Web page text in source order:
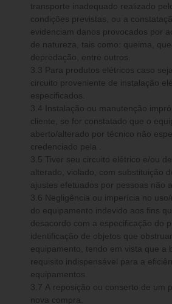
transporte inadequado realizado
condições previstas, ou a
evidenciam danos provocados por
de natureza, tais como: queima,
depredação, entre outros.
3.3 Para produtos elétricos caso
circuito proveniente de instalação
especificados.
3.4 Instalação ou manutenção
cliente, se for constatado que o
aberto/alterado por técnico não
credenciado pela .
3.5 Tiver seu circuito elétrico e/ou
alterado, violado, com substituição
ajustes efetuados por pessoas não
3.6 Negligência ou imperícia no
do equipamento indevido aos fins
desacordo com a especificação do
identificação de objetos que
equipamento, tendo em vista que a
requisito indispensável para a
equipamentos.
3.7 A reposição ou conserto de um
nova compra.